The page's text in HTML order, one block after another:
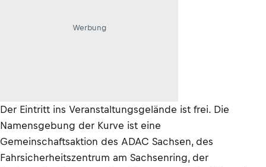
Werbung
Der Eintritt ins Veranstaltungsgelände ist frei. Die
Namensgebung der Kurve ist eine
Gemeinschaftsaktion des ADAC Sachsen, des
Fahrsicherheitszentrum am Sachsenring, der